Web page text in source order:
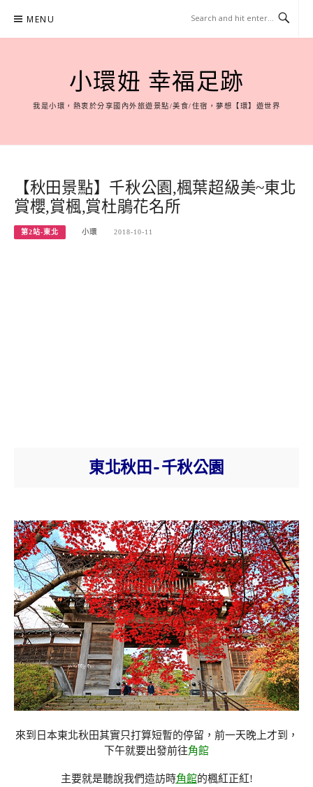
content
MENU
小環妞 幸福足跡
我是小環，熱衷於分享國內外旅遊景點/美食/住宿，夢想【環】遊世界
【秋田景點】千秋公園,楓葉超級美~東北
賞櫻,賞楓,賞杜鵑花名所
第2站-東北 小環 2018-10-11
東北秋田-千秋公園
來到日本東北秋田其實只打算短暫的停留，前一天晚上才到，
下午就要出發前往角館
主要就是聽說我們造訪時角館的楓紅正紅!